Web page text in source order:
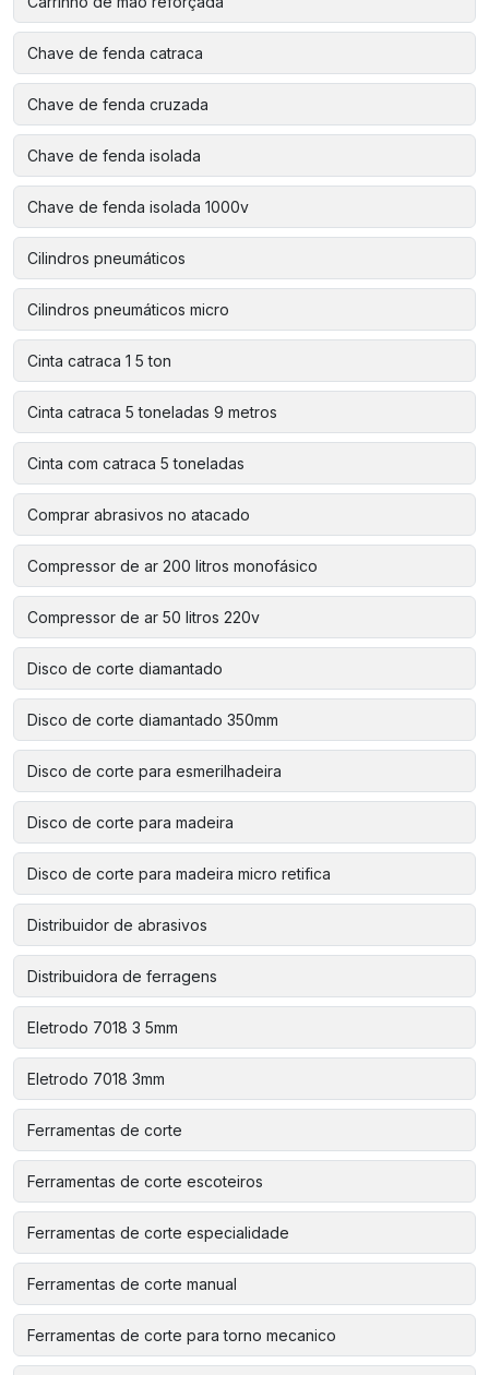
Chave de fenda catraca
Chave de fenda cruzada
Chave de fenda isolada
Chave de fenda isolada 1000v
Cilindros pneumáticos
Cilindros pneumáticos micro
Cinta catraca 1 5 ton
Cinta catraca 5 toneladas 9 metros
Cinta com catraca 5 toneladas
Comprar abrasivos no atacado
Compressor de ar 200 litros monofásico
Compressor de ar 50 litros 220v
Disco de corte diamantado
Disco de corte diamantado 350mm
Disco de corte para esmerilhadeira
Disco de corte para madeira
Disco de corte para madeira micro retifica
Distribuidor de abrasivos
Distribuidora de ferragens
Eletrodo 7018 3 5mm
Eletrodo 7018 3mm
Ferramentas de corte
Ferramentas de corte escoteiros
Ferramentas de corte especialidade
Ferramentas de corte manual
Ferramentas de corte para torno mecanico